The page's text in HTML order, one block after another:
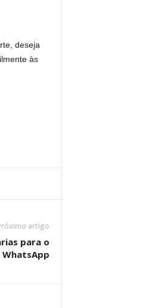
deseja
às
artigo
para o
WhatsApp